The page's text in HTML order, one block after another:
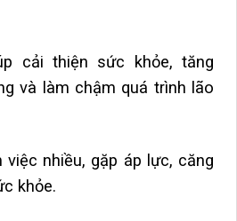
cải thiện sức khỏe, tăng
và làm chậm quá trình lão
việc nhiều, gặp áp lực, căng
khỏe.